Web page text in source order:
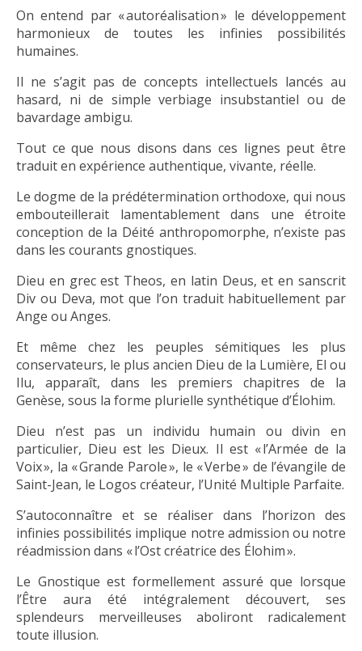
On entend par « autoréalisation » le développement
harmonieux de toutes les infinies possibilités
humaines.
Il ne s’agit pas de concepts intellectuels lancés au
hasard, ni de simple verbiage insubstantiel ou de
bavardage ambigu.
Tout ce que nous disons dans ces lignes peut être
traduit en expérience authentique, vivante, réelle.
Le dogme de la prédétermination orthodoxe, qui nous
embouteillerait lamentablement dans une étroite
conception de la Déité anthropomorphe, n’existe pas
dans les courants gnostiques.
Dieu en grec est Theos, en latin Deus, et en sanscrit
Div ou Deva, mot que l’on traduit habituellement par
Ange ou Anges.
Et même chez les peuples sémitiques les plus
conservateurs, le plus ancien Dieu de la Lumière, El ou
Ilu, apparaît, dans les premiers chapitres de la
Genèse, sous la forme plurielle synthétique d’Élohim.
Dieu n’est pas un individu humain ou divin en
particulier, Dieu est les Dieux. Il est « l’Armée de la
Voix », la « Grande Parole », le « Verbe » de l’évangile de
Saint-Jean, le Logos créateur, l’Unité Multiple Parfaite.
S’autoconnaître et se réaliser dans l’horizon des
infinies possibilités implique notre admission ou notre
réadmission dans « l’Ost créatrice des Élohim ».
Le Gnostique est formellement assuré que lorsque
l’Être aura été intégralement découvert, ses
splendeurs merveilleuses aboliront radicalement
toute illusion.